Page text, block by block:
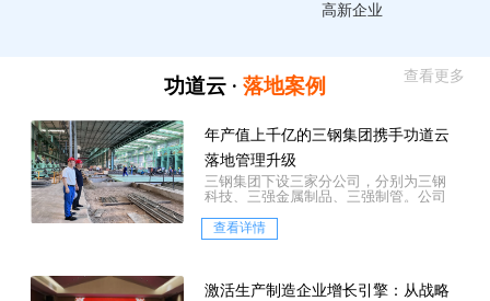
高新企业
功道云 · 落地案例 查看更多
年产值上千亿的三钢集团携手功道云
落地管理升级
三钢集团下设三家分公司，分别为三钢
科技、三强金属制品、三强制管。公司
镇，是一家集中...
查看详情
激活生产制造企业增长引擎：从战略